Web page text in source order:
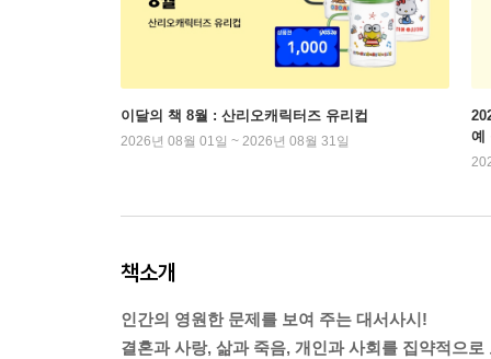
이달의 책 8월 : 산리오캐릭터즈 유리컵
2026년 08월 01일 ~ 2026년 08월 31일
예
책소개
인간의 영원한 문제를 보여 주는 대서사시!
결혼과 사랑, 삶과 죽음, 개인과 사회를 집약적으로